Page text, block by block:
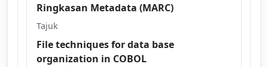
Ringkasan Metadata (MARC)
Tajuk
File techniques for data base
organization in COBOL